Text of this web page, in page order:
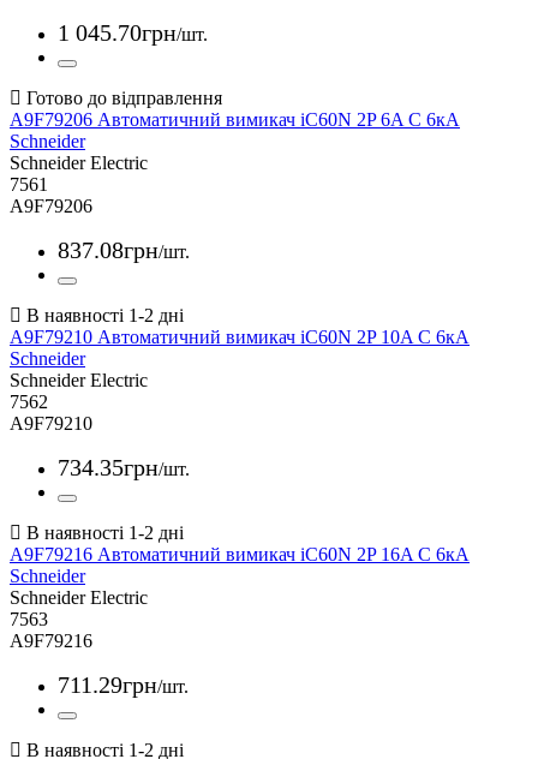
1 045.70грн/шт.
A9F79206 Автоматичний вимикач iC60N 2P 6A С 6кА
Schneider
Schneider Electric
7561
A9F79206
837.08грн/шт.
A9F79210 Автоматичний вимикач iC60N 2P 10A С 6кА
Schneider
Schneider Electric
7562
A9F79210
734.35грн/шт.
A9F79216 Автоматичний вимикач iC60N 2P 16A С 6кА
Schneider
Schneider Electric
7563
A9F79216
711.29грн/шт.